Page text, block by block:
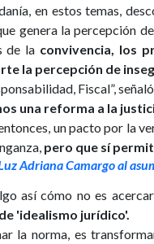
en estos temas,
genera la percepción
de la convivencia, los
la percepción de
Fiscal”,
una reforma a la
un pacto por la
pero que sí
Adriana Camargo al
así cómo no es
'idealismo jurídico'.
la norma, es